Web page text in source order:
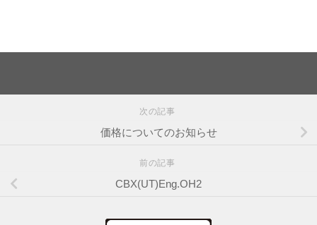
次の記事
価格についてのお知らせ
前の記事
CBX(UT)Eng.OH2